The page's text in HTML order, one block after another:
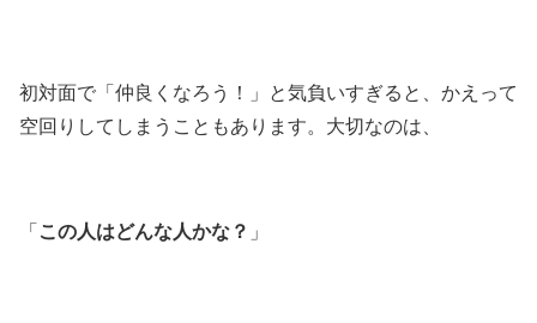
初対面で「仲良くなろう！」と気負いすぎると、かえって
空回りしてしまうこともあります。大切なのは、
「 この人はどんな人かな？ 」